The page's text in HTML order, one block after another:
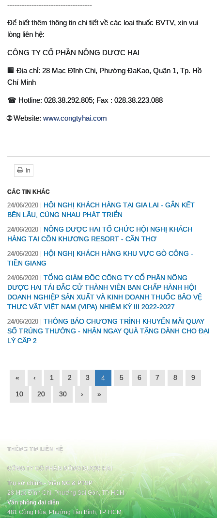
-----------------------------------
Để biết thêm thông tin chi tiết về các loại thuốc BVTV, xin vui
lòng liên hệ:
CÔNG TY CỔ PHẦN NÔNG DƯỢC HAI
🏢 Địa chỉ: 28 Mạc Đĩnh Chi, Phường ĐaKao, Quận 1, Tp. Hồ
Chí Minh
☎ Hotline: 028.38.292.805; Fax : 028.38.223.088
🌐 Website: www.congtyhai.com
In
CÁC TIN KHÁC
24/06/2020
HỘI NGHỊ KHÁCH HÀNG TẠI GIA LAI - GẮN KẾT
BỀN LÂU, CÙNG NHAU PHÁT TRIỂN
24/06/2020
NÔNG DƯỢC HAI TỔ CHỨC HỘI NGHỊ KHÁCH
HÀNG TẠI CỒN KHƯƠNG RESORT - CẦN THƠ
24/06/2020
HỘI NGHỊ KHÁCH HÀNG KHU VỰC GÒ CÔNG -
TIỀN GIANG
24/06/2020
TỔNG GIÁM ĐỐC CÔNG TY CỔ PHẦN NÔNG
DƯỢC HAI TÁI ĐẮC CỬ THÀNH VIÊN BAN CHẤP HÀNH HỘI
DOANH NGHIỆP SẢN XUẤT VÀ KINH DOANH THUỐC BẢO VỆ
THỰC VẬT VIỆT NAM (VIPA) NHIỆM KỲ III 2022-2027
24/06/2020
THÔNG BÁO CHƯƠNG TRÌNH KHUYẾN MÃI QUAY
SỐ TRÚNG THƯỞNG - NHẬN NGAY QUÀ TẶNG DÀNH CHO ĐẠI
LÝ CẤP 2
« ‹ 1 2 3 4 5 6 7 8 9
10 20 30 › »
THÔNG TIN LIÊN HỆ
CÔNG TY CỔ PHẦN NÔNG DƯỢC HAI
Trụ sở chính – Viện NC & PTSP
28 Mạc Đĩnh Chi, Phường Sài Gòn, TP. HCM
Văn phòng đại diện
481 Cộng Hòa, Phường Tân Bình, TP. HCM